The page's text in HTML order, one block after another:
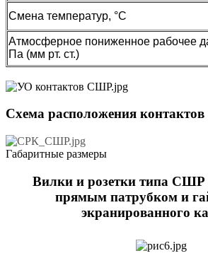
Смена температур, °C
Атмосферное пониженное рабочее
Па (мм рт. ст.)
Схема расположения контактов
Габаритные размеры
Вилки и розетки типа СШР
прямым патрубком и
экранированного